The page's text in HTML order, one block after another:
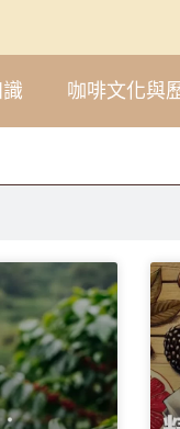
咖啡文化與